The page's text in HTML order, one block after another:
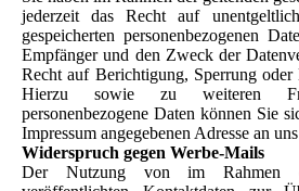
jederzeit das Recht auf
gespeicherten personenbezogenen
Empfänger und den Zweck der
Recht auf Berichtigung, Sperrung oder
Hierzu sowie zu weiteren
personenbezogene Daten können Sie
Impressum angegebenen Adresse an
Widerspruch gegen Werbe-Mails
Der Nutzung von im Rahmen